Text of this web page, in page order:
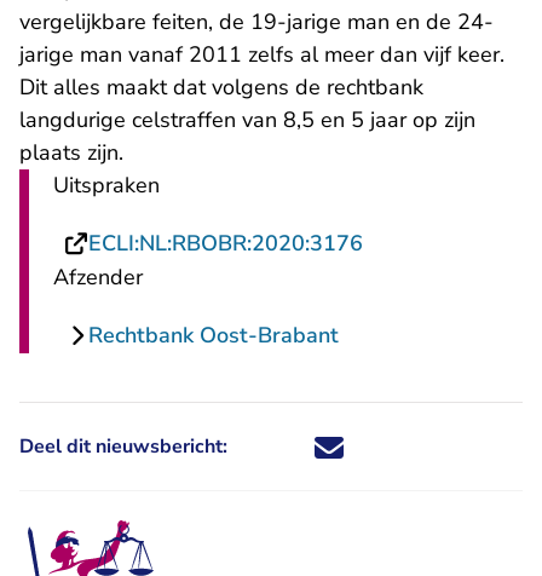
vergelijkbare feiten, de 19-jarige man en de 24-
jarige man vanaf 2011 zelfs al meer dan vijf keer.
Dit alles maakt dat volgens de rechtbank
langdurige celstraffen van 8,5 en 5 jaar op zijn
plaats zijn.
Uitspraken
ECLI:NL:RBOBR:2020:3176
Afzender
Rechtbank Oost-Brabant
Deel dit nieuwsbericht: Deel dit nieuwsbericht via X -
Deel dit nieuwsbericht via
Deel dit nieuwsbericht
Deel dit